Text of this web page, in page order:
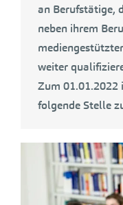
an Berufstätige,
neben ihrem
weiter
Zum 01.01.2022
folgende Stelle